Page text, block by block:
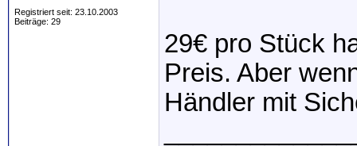
Registriert seit: 23.10.2003
Beiträge: 29
29€ pro Stück
Preis. Aber
Händler mit